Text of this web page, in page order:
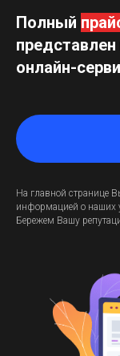
Полный
представлен
онлайн-
На главной странице
информацией о наших
Бережем Вашу